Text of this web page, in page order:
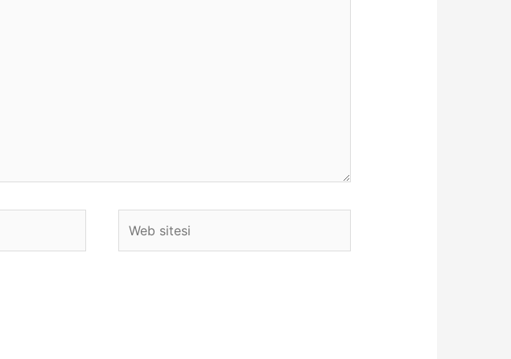
sitesi